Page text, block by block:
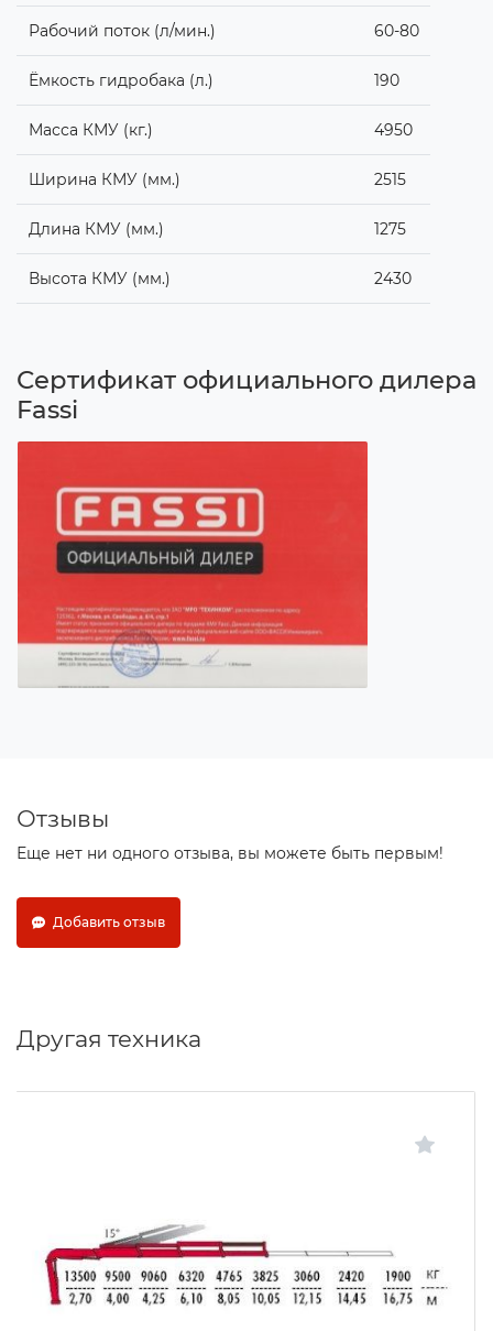
Рабочий поток (л/мин.) 60-80
Ёмкость гидробака (л.) 190
Масса КМУ (кг.) 4950
Ширина КМУ (мм.) 2515
Длина КМУ (мм.) 1275
Высота КМУ (мм.) 2430
Сертификат официального дилера
Fassi
Отзывы
Еще нет ни одного отзыва, вы можете быть первым!
Добавить отзыв
Другая техника